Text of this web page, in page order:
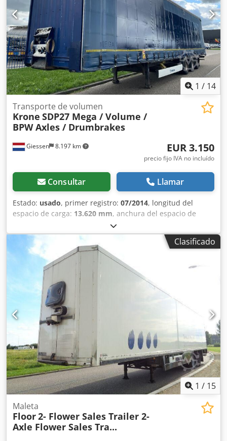
1 / 14
Giessen 8.197 km
Transporte de volumen
Krone SDP27 Mega / Volume /
BPW Axles / Drumbrakes
EUR 3.150
precio fijo IVA no incluído
Consultar Llamar
Estado: usado, primer registro: 07/2014, longitud del
espacio de carga: 13.620 mm, anchura del espacio de
, altura del espacio de carga:
color:otro, Año de fabricación:2014, Equipamiento:ABS, =
Opciones y equipamiento adicionales = - Ejes BPW
Dcedpsztcv Ejfx Ahcok - Suspensión neumática - Frenos de
Clasificado
1 / 15
Maleta
Floor2- Flower Sales Trailer 2-
Axle Flower Sales Tra...